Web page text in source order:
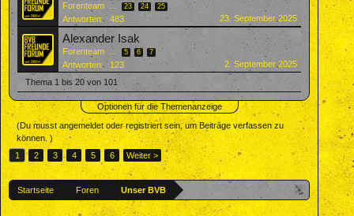
Forenteam ... 23 24 25
Antworten: 483 23. September 2025
Alexander Isak
Forenteam ... 5 6 7
Antworten: 123
2. September 2025
Thema 1 bis 20 von 101
Optionen für die Themenanzeige
(Du musst angemeldet oder registriert sein, um Beiträge verfassen zu
können. )
1
2 3 4 5 6 Weiter >
Startseite Foren Unser BVB